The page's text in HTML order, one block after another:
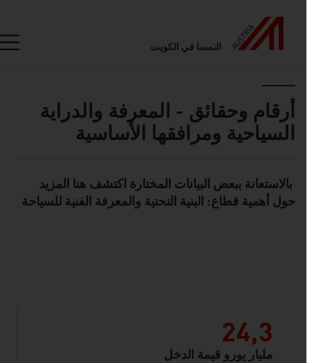
النمسا في الكويت
أرقام وحقائق - المعرفة والدراية
السياحية ومرافقها الأساسية
Standard Content Module
بالاستعانة ببعض البيانات المختارة اكتشف هنا المزيد
حول أهمية قطاع: البنية التحتية والمعرفة الفنية للسياحة
24,3
مليار يورو قيمة الدخل